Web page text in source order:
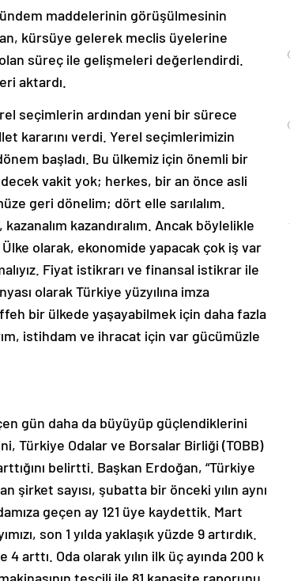
maddelerinin görüşülmesinin
kürsüye gelerek meclis üyelerine
süreç ile gelişmeleri değerlendirdi.
aktardı.
seçimlerin ardından yeni bir sürece
kararını verdi. Yerel seçimlerimizin
başladı. Bu ülkemiz için önemli bir
vakit yok; herkes, bir an önce asli
geri dönelim; dört elle sarılalım.
kazandıralım. Ancak böylelikle
olarak, ekonomide yapacak çok iş var
Fiyat istikrarı ve finansal istikrar ile
olarak Türkiye yüzyılına imza
bir ülkede yaşayabilmek için daha fazla
istihdam ve ihracat için var gücümüzle
gün daha da büyüyüp güçlendiklerini
Türkiye Odalar ve Borsalar Birliği (TOBB)
belirtti. Başkan Erdoğan, “Türkiye
sayısı, şubatta bir önceki yılın aynı
geçen ay 121 üye kaydettik. Mart
son 1 yılda yaklaşık yüzde 9 artırdık.
4 arttı. Oda olarak yılın ilk üç ayında 200 k